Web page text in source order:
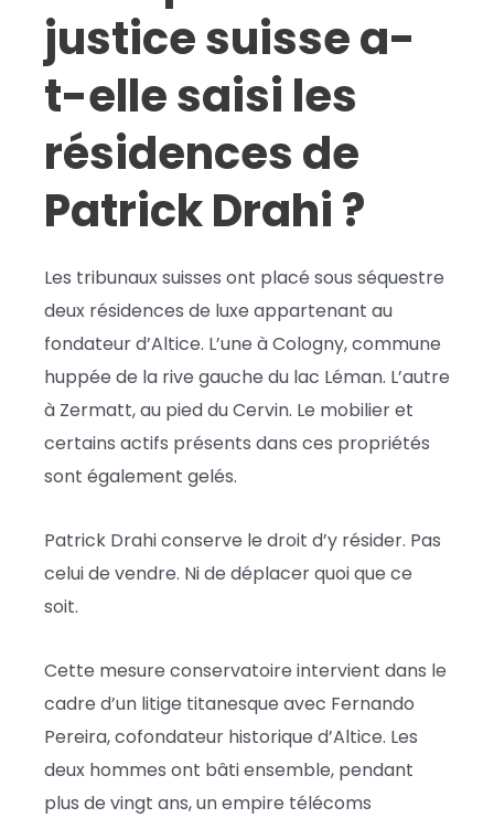
justice suisse a-
t-elle saisi les
résidences de
Patrick Drahi ?
Les tribunaux suisses ont placé sous séquestre
deux résidences de luxe appartenant au
fondateur d’Altice. L’une à Cologny, commune
huppée de la rive gauche du lac Léman. L’autre
à Zermatt, au pied du Cervin. Le mobilier et
certains actifs présents dans ces propriétés
sont également gelés.
Patrick Drahi conserve le droit d’y résider. Pas
celui de vendre. Ni de déplacer quoi que ce
soit.
Cette mesure conservatoire intervient dans le
cadre d’un litige titanesque avec Fernando
Pereira, cofondateur historique d’Altice. Les
deux hommes ont bâti ensemble, pendant
plus de vingt ans, un empire télécoms